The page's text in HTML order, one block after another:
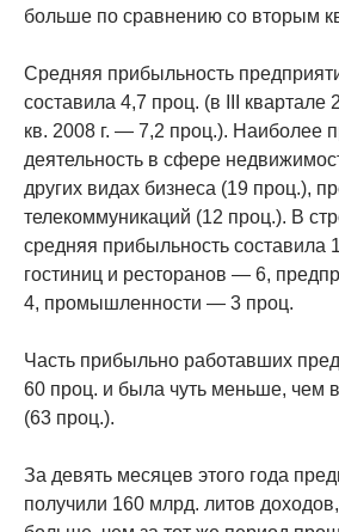
больше по сравнению со вторым
Средняя прибыльность
составила 4,7 проц. (в III квартале
кв. 2008 г. — 7,2 проц.). Наиболее
деятельность в сфере
других видах бизнеса (19 проц.),
телекоммуникаций (12 проц.). В
средняя прибыльность составила
гостиниц и ресторанов — 6,
4, промышленности — 3 проц.
Часть прибыльно работавших
60 проц. и была чуть меньше, чем
(63 проц.).
За девять месяцев этого года
получили 160 млрд. литов